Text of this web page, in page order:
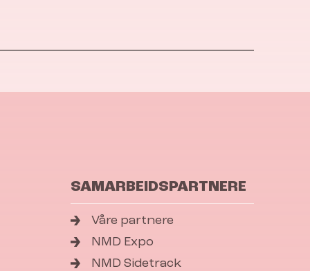
SAMARBEIDSPARTNERE
Våre partnere
NMD Expo
NMD Sidetrack